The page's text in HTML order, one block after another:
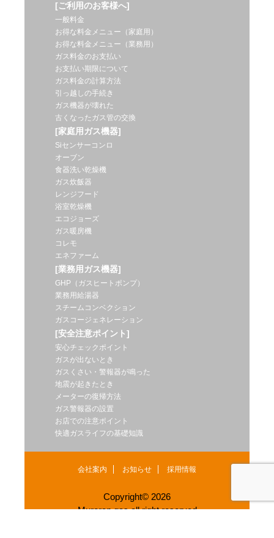
[ご利用のお客様へ]
一般料金
お得な料金メニュー（家庭用）
お得な料金メニュー（業務用）
ガス料金のお支払い
お支払い期限について
ガス料金の計算方法
引っ越しの手続き
ガス機器が壊れた
古くなったガス管の交換
[家庭用ガス機器]
Siセンサーコンロ
オーブン
食器洗い乾燥機
ガス炊飯器
レンジフード
浴室乾燥機
エコジョーズ
ガス暖房機
コレモ
エネファーム
[業務用ガス機器]
GHP（ガスヒートポンプ）
業務用給湯器
スチームコンベクション
ガスコージェネレーション
[安全注意ポイント]
安心チェックポイント
ガスが出ないとき
ガスくさい・警報器が鳴った
地震が起きたとき
メーターの復帰方法
ガス警報器の設置
お店での注意ポイント
快適ガスライフの基礎知識
会社案内 お知らせ 採用情報
Copyright© 2026
Muroran gas.all right reserved